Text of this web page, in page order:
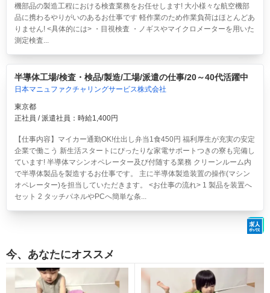
機部品の製造工程における検査業務をお任せします! 大小様々な航空機部
品に携わるやりがいのあるお仕事です 軽作業のため作業負荷はほとんどあ
りません! <具体的には> ・目視検査 ・ノギスやマイクロメーターを用いた
測定検査...
半導体工場/検査・検品/製造/工場/派遣の仕事/20～40代活躍中
日本マニュファクチャリングサービス株式会社
東京都
正社員 / 派遣社員：時給1,400円
【仕事内容】マイカー通勤OK!仕出し弁当1食450円 福利厚生が充実の安定
企業で働こう 新生活スタートにぴったりな家電サポートつきの寮も完備し
ています! 半導体マシンオペレーター及び付随する業務 クリーンルーム内
で半導体製品を製造するお仕事です。 主に半導体製造装置の操作(マシン
オペレーター)を担当していただきます。 <お仕事の流れ> 1 製品を装置へ
セット 2 タッチパネルやPCへ簡単な条...
今、あなたにオススメ